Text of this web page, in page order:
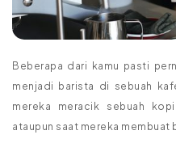
Beberapa dari kamu pasti
menjadi barista di sebuah
mereka meracik sebuah
ataupun saat mereka membuat